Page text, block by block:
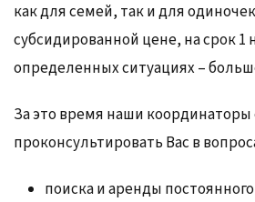
как для семей, так и для
субсидированной цене, на срок 1
определенных ситуациях –
За это время наши координаторы
проконсультировать Вас в
поиска и аренды